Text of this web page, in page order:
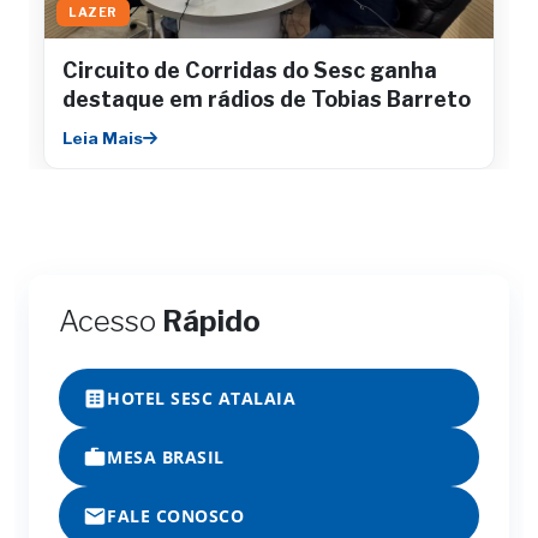
LAZER
Circuito de Corridas do Sesc ganha
destaque em rádios de Tobias Barreto
Leia Mais
Acesso Rápido
HOTEL SESC ATALAIA
MESA BRASIL
FALE CONOSCO